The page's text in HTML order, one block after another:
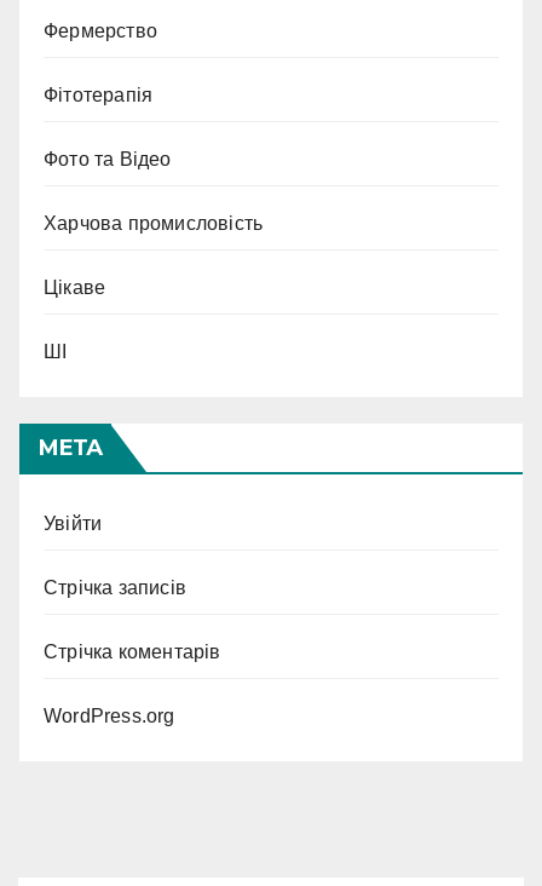
Фермерство
Фітотерапія
Фото та Відео
Харчова промисловість
Цікаве
ШІ
МЕТА
Увійти
Стрічка записів
Стрічка коментарів
WordPress.org